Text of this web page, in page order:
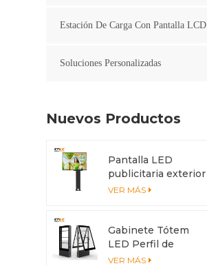
Estación De Carga Con Pantalla LCD
Soluciones Personalizadas
Nuevos Productos
Pantalla LED
publicitaria exterior
de 4x3 m con
VER MÁS
Gabinete Tótem
LED Perfil de
aluminio
VER MÁS